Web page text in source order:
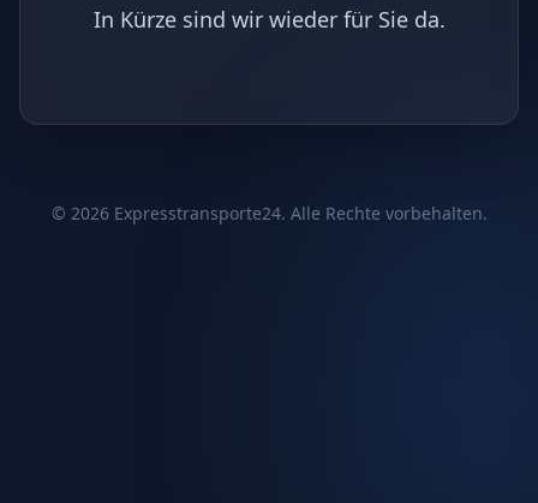
In Kürze sind wir wieder für Sie da.
© 2026Expresstransporte24. Alle Rechte vorbehalten.